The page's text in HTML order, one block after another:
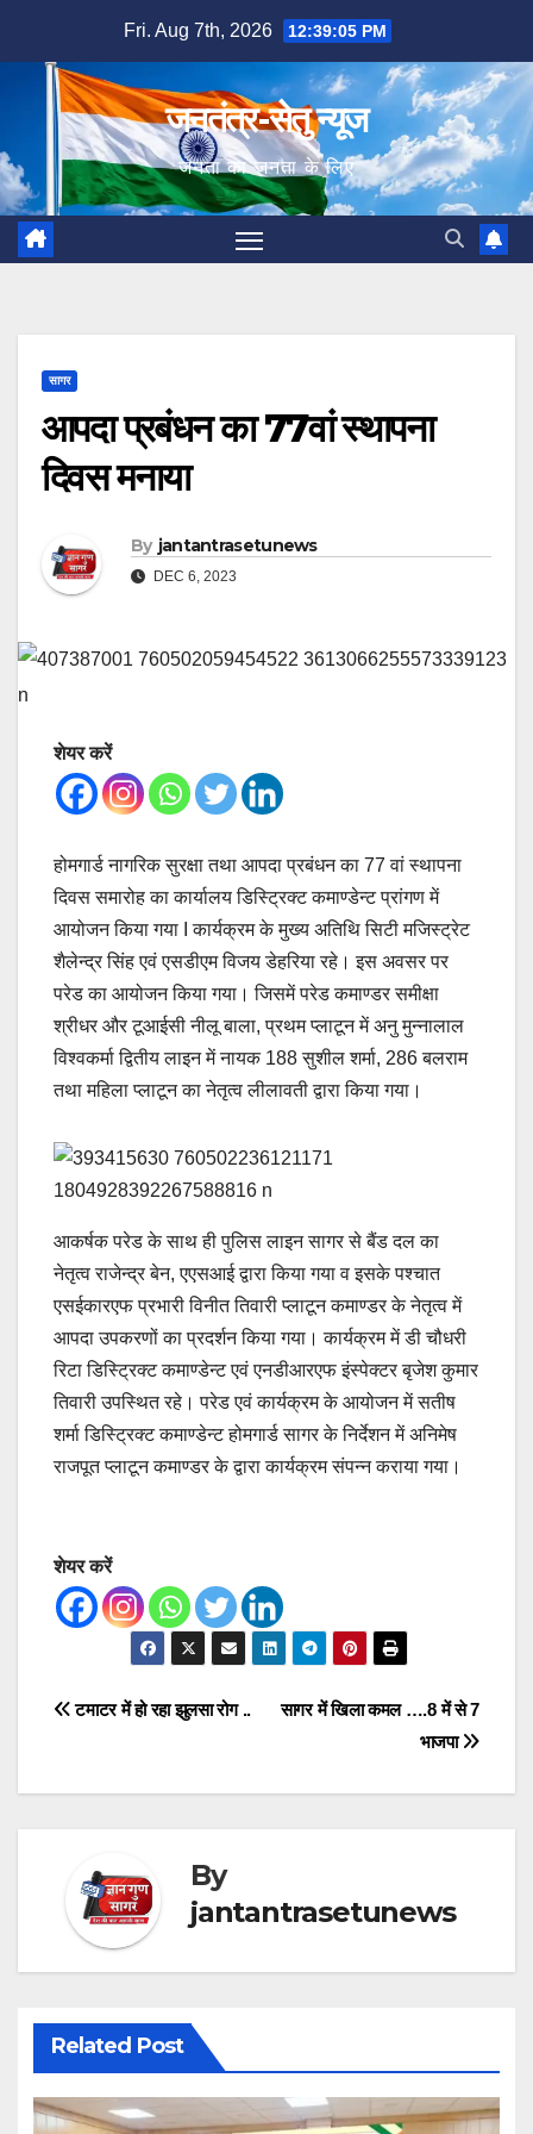
content
Fri. Aug 7th, 2026 12:39:06 PM
जनतंत्र-सेतु न्यूज
जनता का जनता के लिए
सागर
आपदा प्रबंधन का 77वां स्थापना
दिवस मनाया
By jantantrasetunews
DEC 6, 2023
शेयर करें
होमगार्ड नागरिक सुरक्षा तथा आपदा प्रबंधन का 77 वां स्थापना
दिवस समारोह का कार्यालय डिस्ट्रिक्ट कमाण्डेन्ट प्रांगण में
आयोजन किया गया I कार्यक्रम के मुख्य अतिथि सिटी मजिस्ट्रेट
शैलेन्द्र सिंह एवं एसडीएम विजय डेहरिया रहे। इस अवसर पर
परेड का आयोजन किया गया। जिसमें परेड कमाण्डर समीक्षा
श्रीधर और टूआईसी नीलू बाला, प्रथम प्लाटून में अनु मुन्नालाल
विश्वकर्मा द्वितीय लाइन में नायक 188 सुशील शर्मा, 286 बलराम
तथा महिला प्लाटून का नेतृत्व लीलावती द्वारा किया गया।
आकर्षक परेड के साथ ही पुलिस लाइन सागर से बैंड दल का
नेतृत्व राजेन्द्र बेन, एएसआई द्वारा किया गया व इसके पश्चात
एसईकारएफ प्रभारी विनीत तिवारी प्लाटून कमाण्डर के नेतृत्व में
आपदा उपकरणों का प्रदर्शन किया गया। कार्यक्रम में डी चौधरी
रिटा डिस्ट्रिक्ट कमाण्डेन्ट एवं एनडीआरएफ इंस्पेक्टर बृजेश कुमार
तिवारी उपस्थित रहे। परेड एवं कार्यक्रम के आयोजन में सतीष
शर्मा डिस्ट्रिक्ट कमाण्डेन्ट होमगार्ड सागर के निर्देशन में अनिमेष
राजपूत प्लाटून कमाण्डर के द्वारा कार्यक्रम संपन्न कराया गया।
शेयर करें
Post
सागर में खिला कमल ….8 में से 7
भाजपा
टमाटर में हो रहा झुलसा रोग ..
By
jantantrasetunews
Related Post